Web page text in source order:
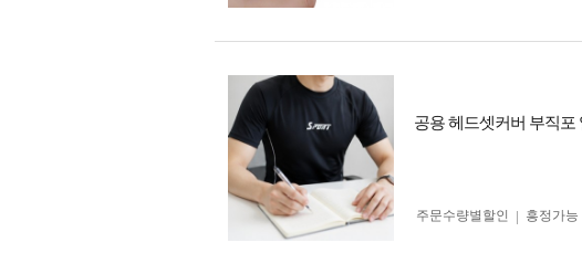
공용 헤드셋커버 부직포
주문수량별할인 흥정가능